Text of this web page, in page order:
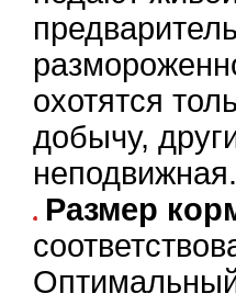
охотятся
добычу,
неподвижная.
Размер